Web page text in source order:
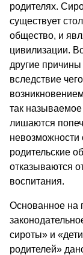
родителях.
существует
общество, и
цивилизации.
другие
вследствие
так называемое
лишаются
невозможности
родительские
отказываются
воспитания.
Основанное на
сироты» и
родителей»